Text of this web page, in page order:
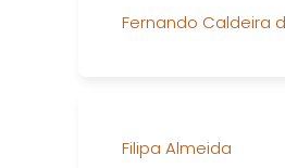
Fernando Caldeira
Filipa Almeida